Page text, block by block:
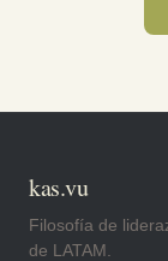
kas.vu
Filosofía de
de LATAM.